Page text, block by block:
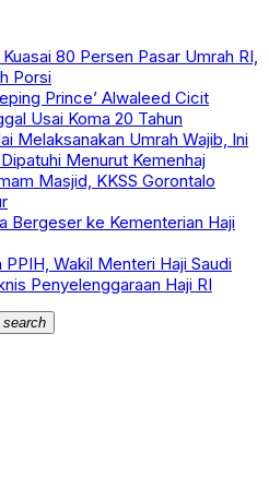
80 Persen Pasar Umrah RI,
Porsi
Prince’ Alwaleed Cicit
Usai Koma 20 Tahun
Melaksanakan Umrah Wajib, Ini
Menurut Kemenhaj
Masjid, KKSS Gorontalo
Bergeser ke Kementerian Haji
Wakil Menteri Haji Saudi
Penyelenggaraan Haji RI
search